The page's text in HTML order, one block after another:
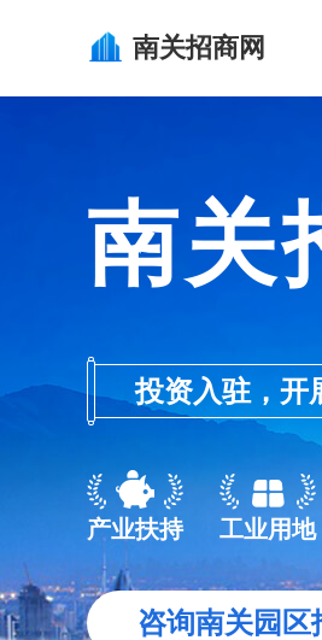
南关招商网
南关
投资入驻，开
产业扶持 工业用地
咨询南关园区